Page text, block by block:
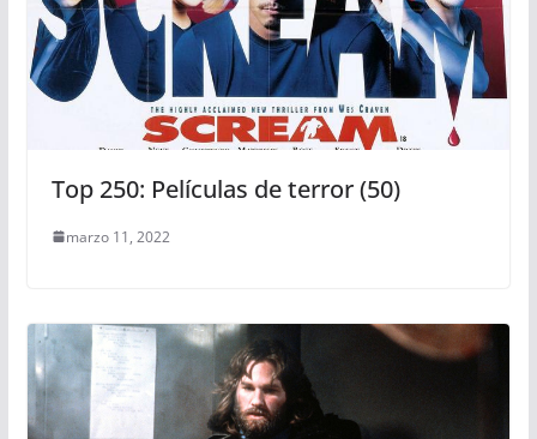
Top 250: Películas de terror (50)
marzo 11, 2022